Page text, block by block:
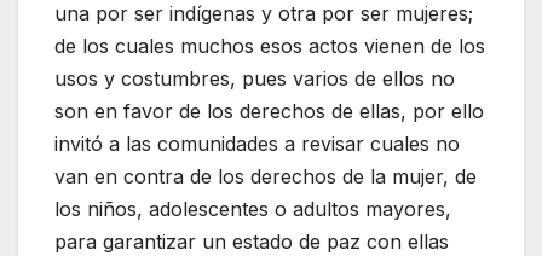
una por ser indígenas y otra por ser mujeres;
de los cuales muchos esos actos vienen de los
usos y costumbres, pues varios de ellos no
son en favor de los derechos de ellas, por ello
invitó a las comunidades a revisar cuales no
van en contra de los derechos de la mujer, de
los niños, adolescentes o adultos mayores,
para garantizar un estado de paz con ellas